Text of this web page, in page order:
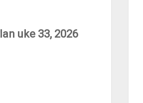
uke 33, 2026